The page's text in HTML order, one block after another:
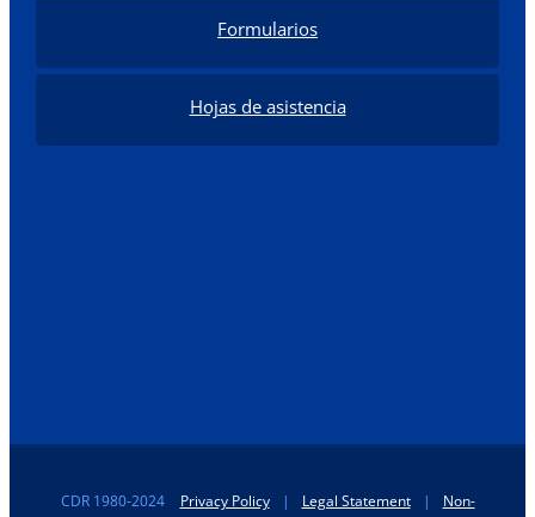
Formularios
Hojas de asistencia
CDR 1980-2024 Privacy Policy | Legal Statement |
Non-